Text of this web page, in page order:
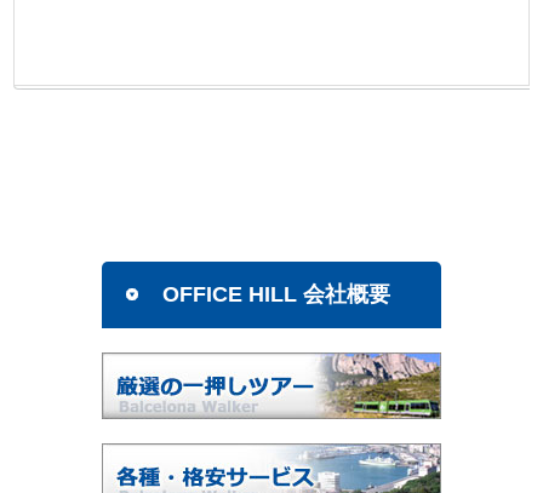
OFFICE HILL 会社概要